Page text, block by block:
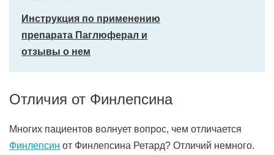
Инструкция по применению
препарата Паглюферал и
отзывы о нем
Отличия от Финлепсина
Многих пациентов волнует вопрос, чем отличается
Финлепсин от Финлепсина Ретард? Отличий немного.